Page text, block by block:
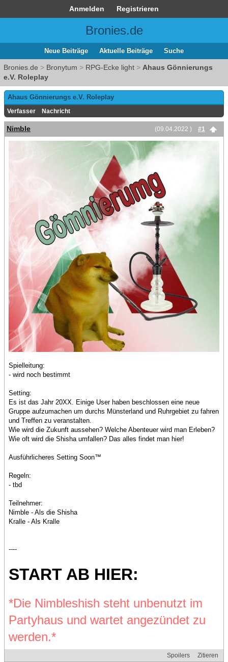
Anmelden Registrieren
Bronies.de
Neue Beiträge Aktuelle Beiträge Suche
Bronies.de > Bronytum > RPG-Ecke light > Ahaus Gönnierungs
e.V. Roleplay
Ahaus Gönnierungs e.V. Roleplay
Verfasser Nachricht
(09.04.2022 ) #1
Nimble
Spielleitung:
- wird noch bestimmt
Setting:
Es ist das Jahr 20XX. Einige User haben beschlossen eine neue
Gruppe aufzumachen um durchs Münsterland und Ruhrgebiet zu fahren
und Treffen zu veranstalten.
Wie wird die Zukunft aussehen? Welche Abenteuer wird man Erleben?
Wie oft wird die Shisha umfallen? Das alles findet man hier!
Ausführlicheres Setting Soon™
Regeln:
- tbd
Teilnehmer:
Nimble - Als die Shisha
Kralle - Als Kralle
----
START AB HIER:
*Die Nimbleshish steht unbenutzt im
Partyhaus und wartet angezündet zu
werden.*
Spoilers
Zitieren